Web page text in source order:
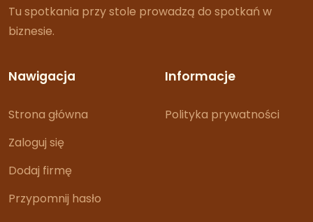
Tu spotkania przy stole prowadzą do spotkań w
biznesie.
Nawigacja
Strona główna
Zaloguj się
Dodaj firmę
Przypomnij hasło
Informacje
Polityka prywatności